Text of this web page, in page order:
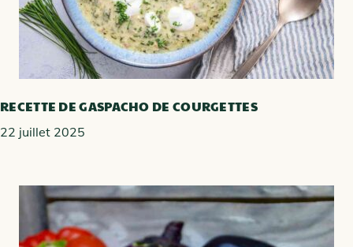
RECETTE DE GASPACHO DE COURGETTES
22 juillet 2025